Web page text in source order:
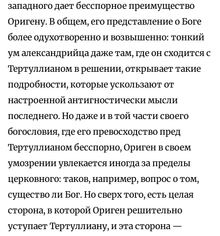
западного дает бесспорное преимущество
Оригену. В общем, его представление о Боге
более одухотворенно и возвышенно: тонкий
ум александрийца даже там, где он сходится с
Тертуллианом в решении, открывает такие
подробности, которые ускользают от
настроенной антигностически мысли
последнего. Но даже и в той части своего
богословия, где его превосходство пред
Тертуллианом бесспорно, Ориген в своем
умозрении увлекается иногда за пределы
церковного: таков, например, вопрос о том,
существо ли Бог. Но сверх того, есть целая
сторона, в которой Ориген решительно
уступает Тертуллиану, и эта сторона —